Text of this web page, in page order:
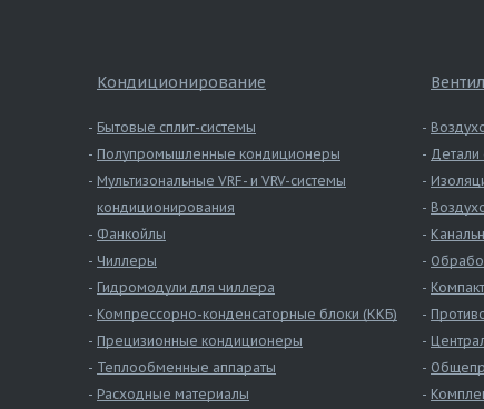
Кондиционирование
Бытовые сплит-системы
Полупромышленные кондиционеры
Мультизональные VRF- и VRV-системы
кондиционирования
Фанкойлы
Чиллеры
Гидромодули для чиллера
Компрессорно-конденсаторные блоки (ККБ)
Прецизионные кондиционеры
Теплообменные аппараты
Расходные материалы
Детали